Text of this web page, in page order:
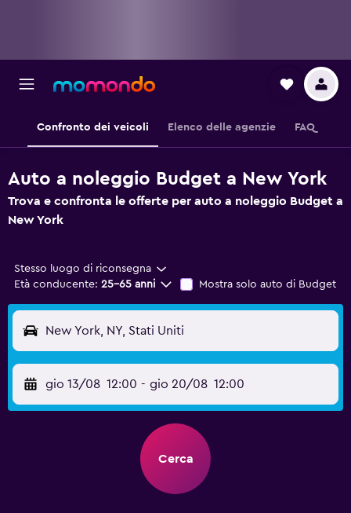
Confronto dei veicoli Elenco delle agenzie FAQ
Auto a noleggio Budget a New York
Trova e confronta le offerte per auto a noleggio Budget a
New York
Stesso luogo di riconsegna
Età conducente: 25-65 anni Mostra solo auto di Budget
New York, NY, Stati Uniti
gio 13/08 12:00 - gio 20/08 12:00
Cerca